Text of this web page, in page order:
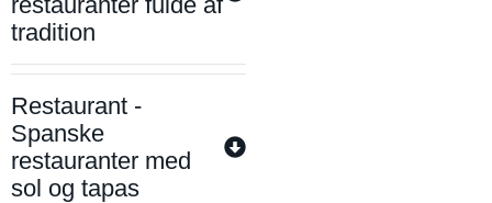
tradition
Restaurant -
Spanske
restauranter med
sol og tapas